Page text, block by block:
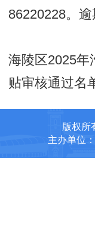
86220228。逾
海陵区2025年
贴审核通过名
版权所
主办单位